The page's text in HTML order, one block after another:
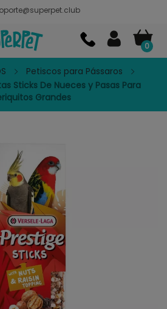
0
Petiscos para Pássaros
Sticks De Nueces y Pasas Para
Grandes
para mascotas
En Google Play